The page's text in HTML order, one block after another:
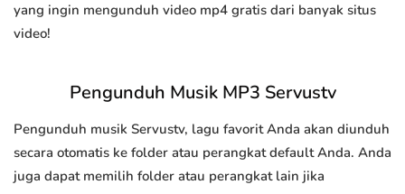
yang ingin mengunduh video mp4 gratis dari banyak situs
video!
Pengunduh Musik MP3 Servustv
Pengunduh musik Servustv, lagu favorit Anda akan diunduh
secara otomatis ke folder atau perangkat default Anda. Anda
juga dapat memilih folder atau perangkat lain jika